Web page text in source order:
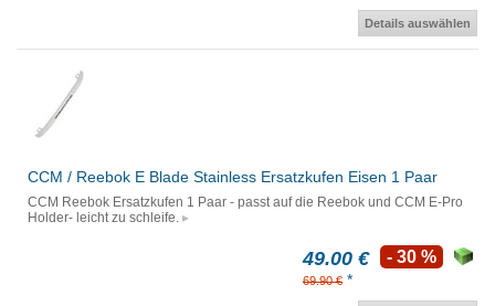
Details auswählen
CCM / Reebok E Blade Stainless Ersatzkufen Eisen 1 Paar
CCM Reebok Ersatzkufen 1 Paar - passt auf die Reebok und CCM E-Pro
Holder- leicht zu schleife.
49.00 €
69.90 € *
- 30 %